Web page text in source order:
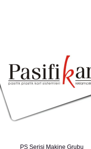
PS Serisi Makine Grubu